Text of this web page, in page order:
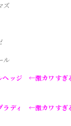
ズ
ル
ヘッジ ←激カワすぎ
ラディ ←激カワすぎ